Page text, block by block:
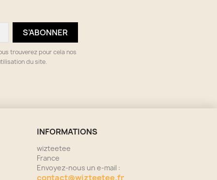
trouverez pour cela nos
du site.
INFORMATIONS
wizteetee
France
Envoyez-nous un e-mail :
contact@wizteetee.fr